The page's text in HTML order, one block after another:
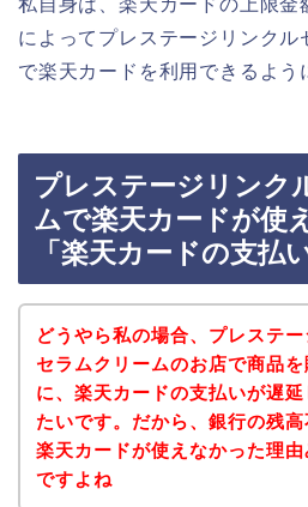
によってプレステージリンクル
で楽天カードを利用できるよう
プレステージリンク
ムで楽天カードが使
「楽天カードの支払
どうやら私の場合、プレステ
セラムクリームのお店で商品
に、楽天カードの支払いが遅
たいです。だから、銀行の残
楽天カードが使えなかった理
ですよね